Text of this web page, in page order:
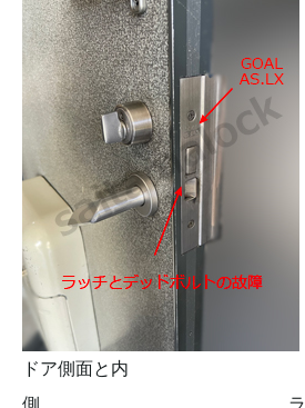
ドア側面と内
側 ラ